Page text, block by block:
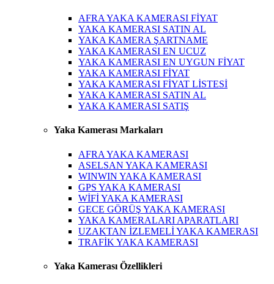
AFRA YAKA KAMERASI FİYAT
YAKA KAMERASI SATIN AL
YAKA KAMERA ŞARTNAME
YAKA KAMERASI EN UCUZ
YAKA KAMERASI EN UYGUN FİYAT
YAKA KAMERASI FİYAT
YAKA KAMERASI FİYAT LİSTESİ
YAKA KAMERASI SATIN AL
YAKA KAMERASI SATIŞ
Yaka Kamerası Markaları
AFRA YAKA KAMERASI
ASELSAN YAKA KAMERASI
WINWIN YAKA KAMERASI
GPS YAKA KAMERASI
WİFİ YAKA KAMERASI
GECE GÖRÜŞ YAKA KAMERASI
YAKA KAMERALARI APARATLARI
UZAKTAN İZLEMELİ YAKA KAMERASI
TRAFİK YAKA KAMERASI
Yaka Kamerası Özellikleri